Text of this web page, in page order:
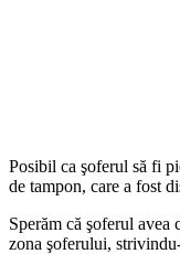
Posibil ca şoferul să fi
de tampon, care a fost
Sperăm că şoferul
zona şoferului,